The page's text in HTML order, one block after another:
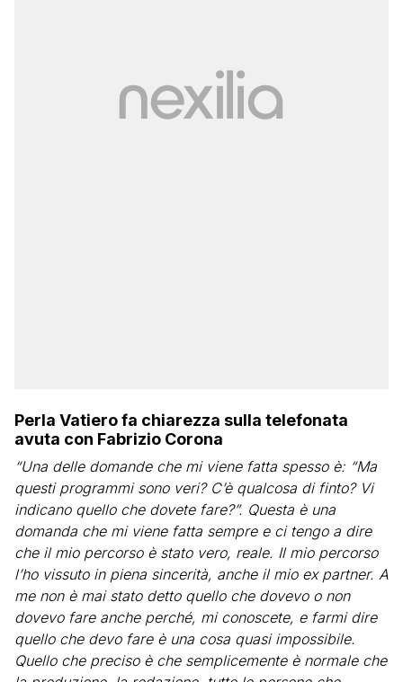
Perla Vatiero fa chiarezza sulla telefonata
avuta con Fabrizio Corona
“Una delle domande che mi viene fatta spesso è: “Ma
questi programmi sono veri? C’è qualcosa di finto? Vi
indicano quello che dovete fare?”. Questa è una
domanda che mi viene fatta sempre e ci tengo a dire
che il mio percorso è stato vero, reale. Il mio percorso
l’ho vissuto in piena sincerità, anche il mio ex partner. A
me non è mai stato detto quello che dovevo o non
dovevo fare anche perché, mi conoscete, e farmi dire
quello che devo fare è una cosa quasi impossibile.
Quello che preciso è che semplicemente è normale che